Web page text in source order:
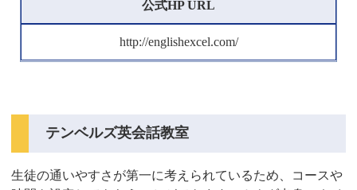
公式HP URL
http://englishexcel.com/
テンベルズ英会話教室
生徒の通いやすさが第一に考えられているため、コースや